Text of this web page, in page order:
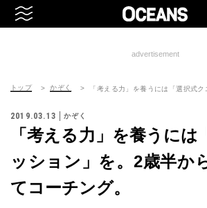
advertisement
トップ かぞく 「考える力」を養うには「選択式
2019.03.13 かぞく
「考える力」を養うには
ッション」を。2歳半か
てコーチング。